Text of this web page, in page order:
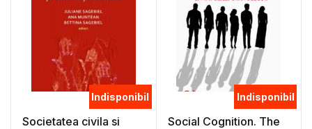
Indisponibil
Societatea civila si
Indisponibil
Social Cognition. The